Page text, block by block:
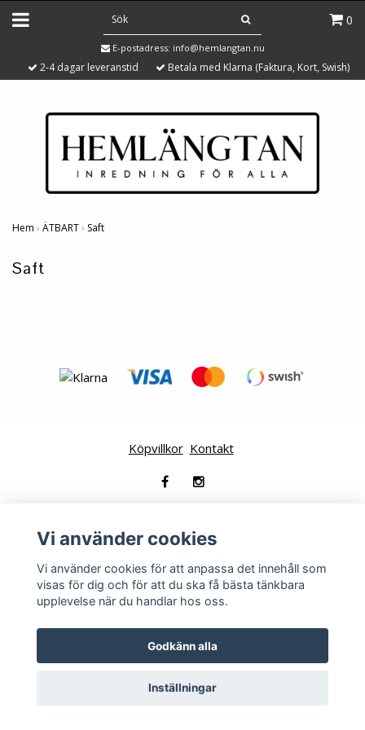
0
E-postadress: info@hemlangtan.nu
2-4 dagar leveranstid Betala med Klarna (Faktura, Kort, Swish)
Hem › ÄTBART› Saft
Saft
Köpvillkor Kontakt
Powered by Quickbutik
Vi använder cookies
Vi använder cookies för att anpassa det innehåll som
visas för dig och för att du ska få bästa tänkbara
upplevelse när du handlar hos oss.
Godkänn alla
Inställningar